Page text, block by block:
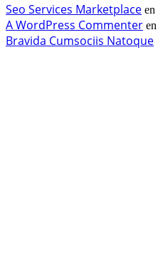
Seo Services Marketplace en
A WordPress Commenter en
Bravida Cumsociis Natoque